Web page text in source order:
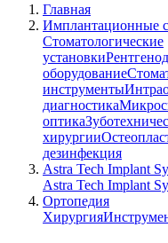
Главная
Имплантационные
Стоматологические
установки
оборудование
инструменты
диагностика
оптика
хирургии
дезинфекция
Astra Tech Implant
Astra Tech Implant
Ортопедия
Хирургия